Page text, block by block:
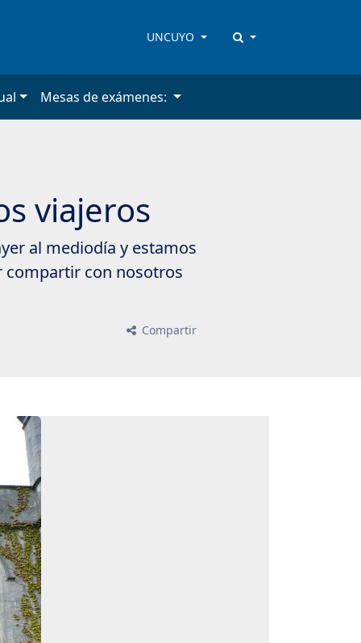
UNCUYO
Mesas de exámenes:
viajeros
al mediodía y estamos
compartir con nosotros
Compartir